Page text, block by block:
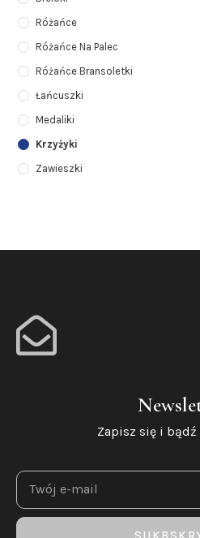
Różańce
Różańce Na Palec
Różańce Bransoletki
Łańcuszki
Medaliki
Krzyżyki
Zawieszki
Zapisz się i bądź